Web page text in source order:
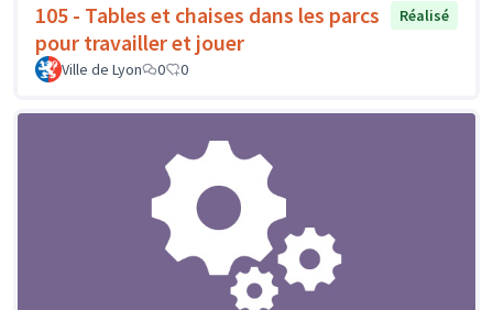
105 - Tables et chaises dans les parcs
pour travailler et jouer
Réalisé
Ville de Lyon 0 0